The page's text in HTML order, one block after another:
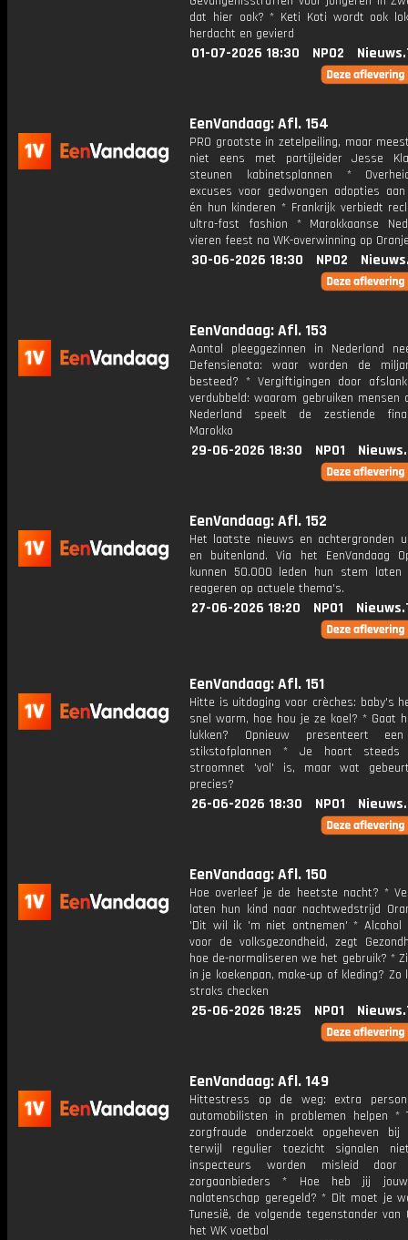
dat hier ook? * Keti Koti wordt ook
herdacht en gevierd
01-07-2026 18:30 NPO2
EenVandaag: Afl. 154
PRO grootste in zetelpeiling, maar
niet eens met partijleider Jesse
steunen kabinetsplannen *
excuses voor gedwongen adopties
én hun kinderen * Frankrijk verbiedt
ultra-fast fashion * Marokkaanse
vieren feest na WK-overwinning op
30-06-2026 18:30 NPO2
EenVandaag: Afl. 153
Aantal pleeggezinnen in Nederland
Defensienota: waar worden de
besteed? * Vergiftigingen door
verdubbeld: waarom gebruiken mensen
Nederland speelt de zestiende
Marokko
29-06-2026 18:30 NPO1
EenVandaag: Afl. 152
Het laatste nieuws en achtergronden
en buitenland. Via het EenVandaag
kunnen 50.000 leden hun stem laten
reageren op actuele thema's.
27-06-2026 18:20 NPO1
EenVandaag: Afl. 151
Hitte is uitdaging voor crèches: baby's
snel warm, hoe hou je ze koel? * Gaat
lukken? Opnieuw presenteert
stikstofplannen * Je hoort
stroomnet 'vol' is, maar wat
precies?
26-06-2026 18:30 NPO1
EenVandaag: Afl. 150
Hoe overleef je de heetste nacht? *
laten hun kind naar nachtwedstrijd
'Dit wil ik 'm niet ontnemen' * Alcohol
voor de volksgezondheid, zegt
hoe de-normaliseren we het gebruik? *
in je koekenpan, make-up of kleding? Zo
straks checken
25-06-2026 18:25 NPO1
EenVandaag: Afl. 149
Hittestress op de weg: extra
automobilisten in problemen helpen *
zorgfraude onderzoekt opgeheven bij
terwijl regulier toezicht signalen
inspecteurs worden misleid door
zorgaanbieders * Hoe heb jij
nalatenschap geregeld? * Dit moet je
Tunesië, de volgende tegenstander van
het WK voetbal